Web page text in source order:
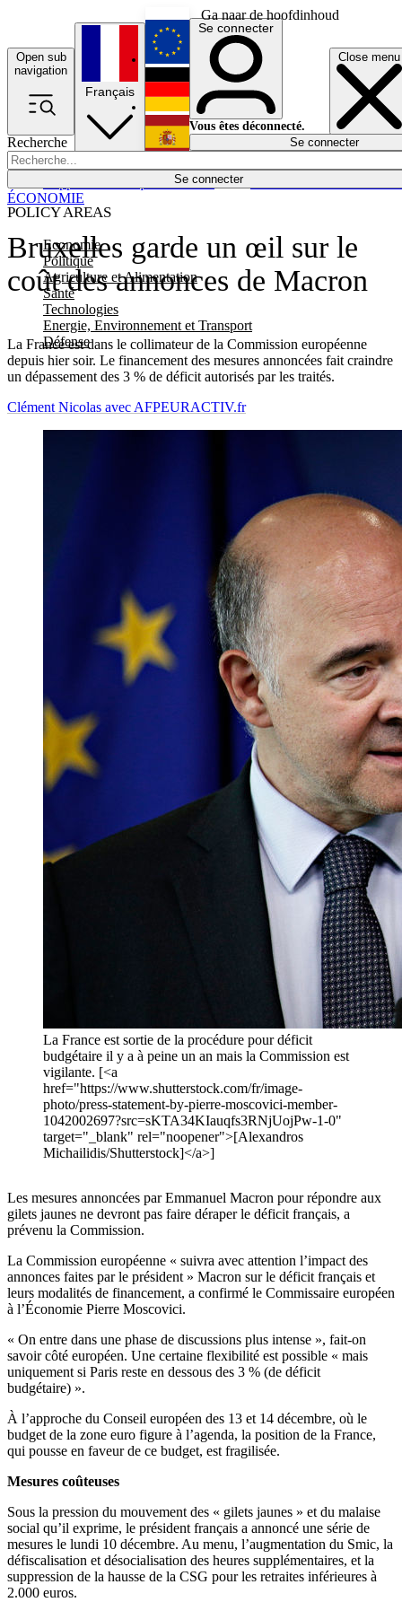
Ga naar de hoofdinhoud
Open sub
navigation
Close menu
Recherche
Se connecter
POLICY AREAS
Economie
Politique
Agriculture et Alimentation
Santé
Technologies
Energie, Environnement et Transport
Défense
Économie
Français
English
Deutsch
Español
Se connecter
Vous êtes déconnecté.
Se connecter
Bruxelles garde un œil sur le
coût des annonces de Macron
La France est dans le collimateur de la Commission européenne
depuis hier soir. Le financement des mesures annoncées fait craindre
un dépassement des 3 % de déficit autorisés par les traités.
ÉCONOMIE
Clément Nicolas avec AFPEURACTIV.fr
La France est sortie de la procédure pour déficit
budgétaire il y a à peine un an mais la Commission est
vigilante. [<a
href="https://www.shutterstock.com/fr/image-
photo/press-statement-by-pierre-moscovici-member-
1042002697?src=sKTA34KIauqfs3RNjUojPw-1-0"
target="_blank" rel="noopener">[Alexandros
Michailidis/Shutterstock]</a>]
Les mesures annoncées par Emmanuel Macron pour répondre aux
gilets jaunes ne devront pas faire déraper le déficit français, a
prévenu la Commission.
La Commission européenne « suivra avec attention l’impact des
annonces faites par le président » Macron sur le déficit français et
leurs modalités de financement, a confirmé le Commissaire européen
à l’Économie Pierre Moscovici.
« On entre dans une phase de discussions plus intense », fait-on
savoir côté européen. Une certaine flexibilité est possible « mais
uniquement si Paris reste en dessous des 3 % (de déficit
budgétaire) ».
À l’approche du Conseil européen des 13 et 14 décembre, où le
budget de la zone euro figure à l’agenda, la position de la France,
qui pousse en faveur de ce budget, est fragilisée.
Mesures coûteuses
Sous la pression du mouvement des « gilets jaunes » et du malaise
social qu’il exprime, le président français a annoncé une série de
mesures le lundi 10 décembre. Au menu, l’augmentation du Smic, la
défiscalisation et désocialisation des heures supplémentaires, et la
suppression de la hausse de la CSG pour les retraites inférieures à
2.000 euros.